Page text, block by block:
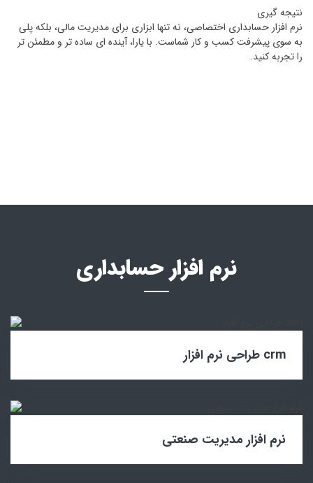
نتیجه ‌گیری
نرم‌ افزار حسابداری اختصاصی، نه تنها ابزاری برای مدیریت مالی، بلکه پلی
به سوی پیشرفت کسب‌ و کار شماست. با یارا، آینده ‌ای ساده ‌تر و مطمئن ‌تر
را تجربه کنید.
نرم افزار حسابداری
طراحی نرم افزار crm
نرم افزار مدیریت صنعتی